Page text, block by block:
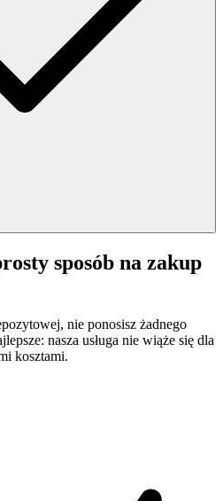
sposób na zakup
nie ponosisz żadnego
nasza usługa nie wiąże się dla
kosztami.